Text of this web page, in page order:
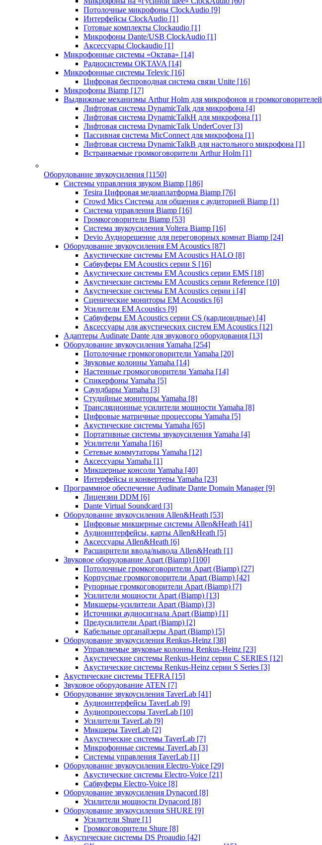
Потолочные микрофоны ClockAudio [9]
Интерфейсы ClockAudio [1]
Готовые комплекты Clockaudio [1]
Микрофоны Dante/USB ClockAudio [1]
Аксессуары Clockaudio [1]
Микрофонные системы «Октава» [14]
Радиосистемы OKTAVA [14]
Микрофонные системы Televic [16]
Цифровая беспроводная система связи Unite [16]
Микрофоны Biamp [17]
Выдвижные механизмы Arthur Holm для микрофонов и громкоговорителей
Лифтовая система DynamicTalk для микрофона [4]
Лифтовая система DynamicTalkH для микрофона [1]
Лифтовая система DynamicTalk UnderCover [3]
Пассивная система MicConnect для микрофона [1]
Лифтовая система DynamicTalkB для настольного микрофона [1]
Встраиваемые громкоговорители Arthur Holm [1]
Оборудование звукоусиления [1150]
Системы управления звуком Biamp [186]
Tesira Цифровая медиаплатформа Biamp [76]
Crowd Mics Система для общения с аудиторией Biamp [1]
Система управления Biamp [16]
Громкоговорители Biamp [53]
Система звукоусиления Voltera Biamp [16]
Devio Аудиорешение для переговорных комнат Biamp [24]
Оборудование звукоусиления EM Acoustics [87]
Акустические системы EM Acoustics HALO [8]
Сабвуферы EM Acoustics серии S [16]
Акустические системы EM Acoustics серии EMS [18]
Акустические системы EM Acoustics серии Reference [10]
Акустические системы EM Acoustics серии i [4]
Сценические мониторы EM Acoustics [6]
Усилители EM Acoustics [9]
Сабвуферы EM Acoustics серии CS (кардиоидные) [4]
Аксессуары для акустических систем EM Acoustics [12]
Адаптеры Audinate Dante для звукового оборудования [13]
Оборудование звукоусиления Yamaha [254]
Потолочные громкоговорители Yamaha [20]
Звуковые колонны Yamaha [14]
Настенные громкоговорители Yamaha [14]
Спикерфоны Yamaha [5]
Саундбары Yamaha [3]
Студийные мониторы Yamaha [8]
Трансляционные усилители мощности Yamaha [8]
Цифровые матричные процессоры Yamaha [5]
Акустические системы Yamaha [65]
Портативные системы звукоусиления Yamaha [4]
Усилители Yamaha [16]
Сетевые коммутаторы Yamaha [12]
Аксессуары Yamaha [1]
Микшерные консоли Yamaha [40]
Интерфейсы и конвертеры Yamaha [23]
Программное обеспечение Audinate Dante Domain Manager [9]
Лицензии DDM [6]
Dante Virtual Soundcard [3]
Оборудование звукоусиления Allen&Heath [53]
Цифровые микшерные системы Allen&Heath [41]
Аудиоинтерфейсы, карты Allen&Heath [5]
Аксессуары Allen&Heath [6]
Расширители ввода/вывода Allen&Heath [1]
Звуковое оборудование Apart (Biamp) [100]
Потолочные громкоговорители Apart (Biamp) [27]
Корпусные громкоговорители Apart (Biamp) [42]
Рупорные громкоговорители Apart (Biamp) [7]
Усилители мощности Apart (Biamp) [13]
Микшеры-усилители Apart (Biamp) [3]
Источники аудиосигнала Apart (Biamp) [1]
Предусилители Apart (Biamp) [2]
Кабельные органайзеры Apart (Biamp) [5]
Оборудование звукоусиления Renkus-Heinz [38]
Управляемые звуковые колонны Renkus-Heinz [23]
Акустические системы Renkus-Heinz серии C SERIES [12]
Акустические системы Renkus-Heinz серии S Series [3]
Акустические системы TEFRA [15]
Звуковое оборудование ATEN [7]
Оборудование звукоусиления TaverLab [41]
Аудиоинтерфейсы TaverLab [9]
Аудиопроцессоры TaverLab [10]
Усилители TaverLab [9]
Микшеры TaverLab [2]
Акустические системы TaverLab [7]
Микрофонные системы TaverLab [3]
Системы управления TaverLab [1]
Оборудование звукоусиления Electro-Voice [29]
Акустические системы Electro-Voice [21]
Сабвуферы Electro-Voice [8]
Оборудование звукоусиления Dynacord [8]
Усилители мощности Dynacord [8]
Оборудование звукоусиления SHURE [9]
Усилители Shure [1]
Громкоговорители Shure [8]
Акустические системы DS Proaudio [42]